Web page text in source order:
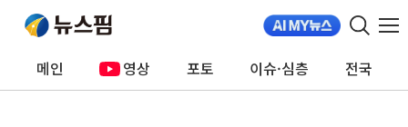
메인 영상 포토 이슈·심층 전국